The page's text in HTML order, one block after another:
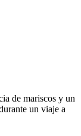
de mariscos y un
un viaje a